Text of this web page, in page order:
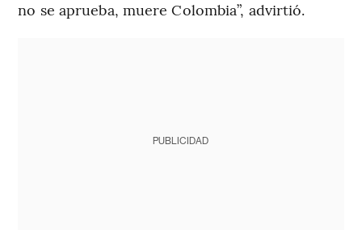
no se aprueba, muere Colombia”, advirtió.
PUBLICIDAD